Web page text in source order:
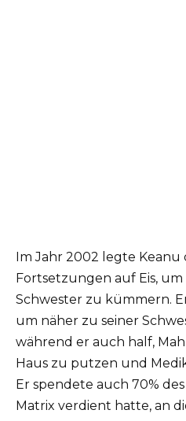
Im Jahr 2002 legte Keanu
Fortsetzungen auf Eis,
Schwester zu kümmern.
um näher zu seiner
während er auch half,
Haus zu putzen und
Er spendete auch 70%
Matrix verdient hatte, an